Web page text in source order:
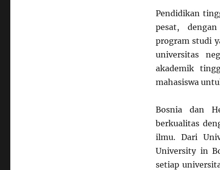
Pendidikan
pesat,
program studi
universitas
akademik
mahasiswa
Bosnia dan
berkualitas
ilmu. Dari
University in
setiap